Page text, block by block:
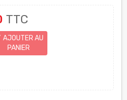
TTC
AJOUTER AU
PANIER